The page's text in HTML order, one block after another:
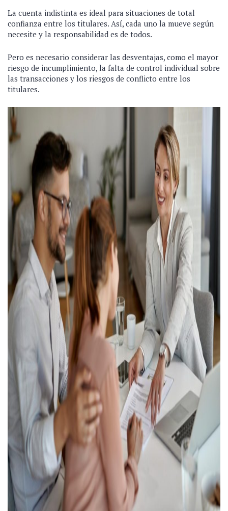
La cuenta indistinta es ideal para situaciones de total
confianza entre los titulares. Así, cada uno la mueve según
necesite y la responsabilidad es de todos.
Pero es necesario considerar las desventajas, como el mayor
riesgo de incumplimiento, la falta de control individual sobre
las transacciones y los riesgos de conflicto entre los
titulares.